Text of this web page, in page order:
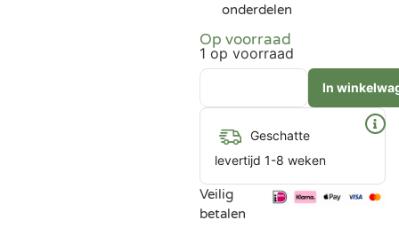
onderdelen
Op voorraad
1 op voorraad
In
Geschatte
levertijd 1-8 weken
Veilig
betalen